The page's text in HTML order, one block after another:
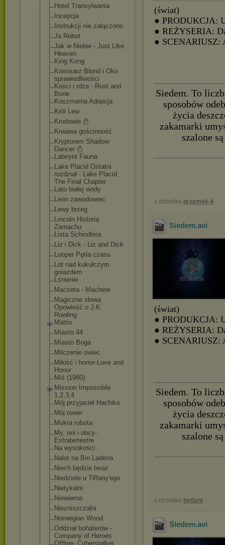
Hotel Transylwania
Incepcja
Instrukcji nie załączono
Ja Robot
Jak w Niebie - Just Like
Heaven
King Kong
Komisarz Blond i Oko
sprawiedliwości
Kości i rdza - Rust and
Bone
Koszmarna Adopcja
Król Lew
Krudowie
Krwawa gościnność
Kryptonim Shadow
Dancer
Labirynt Fauna
Lake Placid Ostatni
rozdział - Lake Placid
The Final Chapter
Lato białej wody
Leon zawodowiec
Lewy brzeg
Lincoln Historia
Zamachu
Lista Schindlera
Liz i Dick - Liz and Dick
Looper Pętla czasu
Lot nad kukułczym
gniazdem
Lśnienie
Maczeta - Machete
Magiczne słowa
Opowieść o J.K.
Rowling
Matrix
Miasto 44
Miasto Boga
Milczenie owiec
Miłość i honor-Love and
Honor
Miś (1980)
Mission Impossible
1,2,3,4
Mój przyjaciel Hachiko
Mój rower
Mokra robota
My, oni i obcy-
Extraterrestre
Na wysokości
Nalot na Bin Ladena
Niech będzie teraz
Niedziele u Tiffany'ego
Nietykalni
Niewierna
Niezniszczalni
Norwegian Wood
Oddział bohaterów -
Company of Heroes
Offline- Cyberstalker
(świat)
● PRODUKCJA:
● REŻYSERIA:
● SCENARIUSZ:
Siedem. To
sposobów
życia
zakamarki
szalone
z chomika przemek-k
Siedem.avi
(świat)
● PRODUKCJA:
● REŻYSERIA:
● SCENARIUSZ:
Siedem. To
sposobów
życia
zakamarki
szalone
z chomika betlant
Siedem.avi